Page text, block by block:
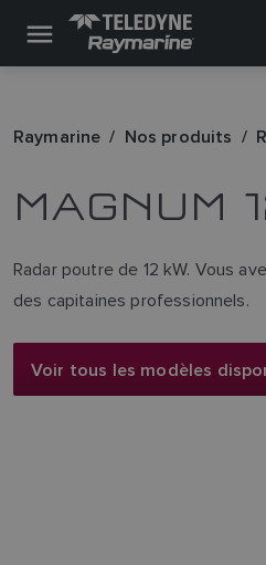
Raymarine Nos produits
MAGNUM
Radar poutre de 12 kW. Vous
des capitaines professionnels.
Voir tous les modèles